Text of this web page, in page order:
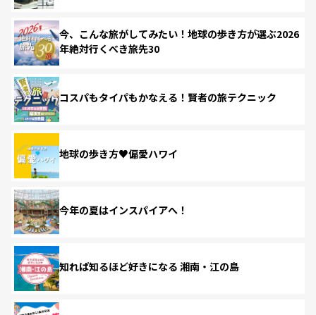
今、こんな旅がしてみたい！地球の歩き方が選ぶ2026
年絶対行くべき旅先30
コスパもタイパもかなえる！賢者の旅テクニック
地球の歩き方♥偏愛ハワイ
今年の夏はインスパイアへ！
知れば知るほど好きになる 湘南・江の島